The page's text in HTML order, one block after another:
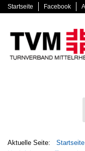
Startseite Facebook
Aktuelle Seite: Startseite